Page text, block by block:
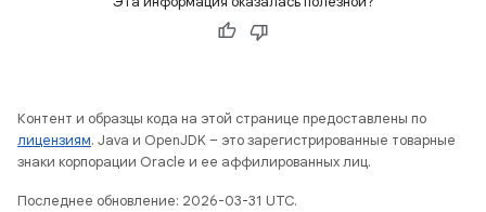
Контент и образцы кода на этой странице предоставлены по
лицензиям. Java и OpenJDK – это зарегистрированные товарные
знаки корпорации Oracle и ее аффилированных лиц.
Последнее обновление: 2026-03-31 UTC.